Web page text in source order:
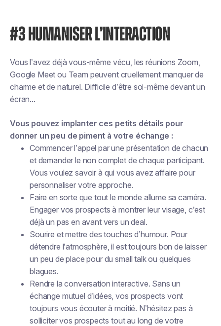
#3 HUMANISER L’INTERACTION
Vous l’avez déjà vous-même vécu, les réunions Zoom,
Google Meet ou Team peuvent cruellement manquer de
charme et de naturel. Difficile d’être soi-même devant un
écran...
Vous pouvez implanter ces petits détails pour
donner un peu de piment à votre échange :
Commencer l’appel par une présentation de chacun
et demander le non complet de chaque participant.
Vous voulez savoir à qui vous avez affaire pour
personnaliser votre approche.
Faire en sorte que tout le monde allume sa caméra.
Engager vos prospects à montrer leur visage, c’est
déjà un pas en avant vers un deal.
Sourire et mettre des touches d’humour. Pour
détendre l’atmosphère, il est toujours bon de laisser
un peu de place pour du small talk ou quelques
blagues.
Rendre la conversation interactive. Sans un
échange mutuel d’idées, vos prospects vont
toujours vous écouter à moitié. N’hésitez pas à
solliciter vos prospects tout au long de votre